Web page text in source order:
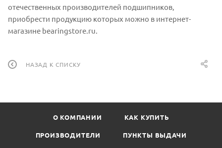
отечественных производителей подшипников,
приобрести продукцию которых можно в интернет-
магазине bearingstore.ru.
НАЗАД К СПИСКУ
О КОМПАНИИ КАК КУПИТЬ
ПРОИЗВОДИТЕЛИ ПУНКТЫ ВЫДАЧИ